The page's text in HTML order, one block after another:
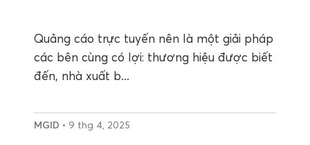
Quảng cáo trực tuyến nên là một giải pháp
các bên cùng có lợi: thương hiệu được biết
đến, nhà xuất b...
MGID • 9 thg 4, 2025